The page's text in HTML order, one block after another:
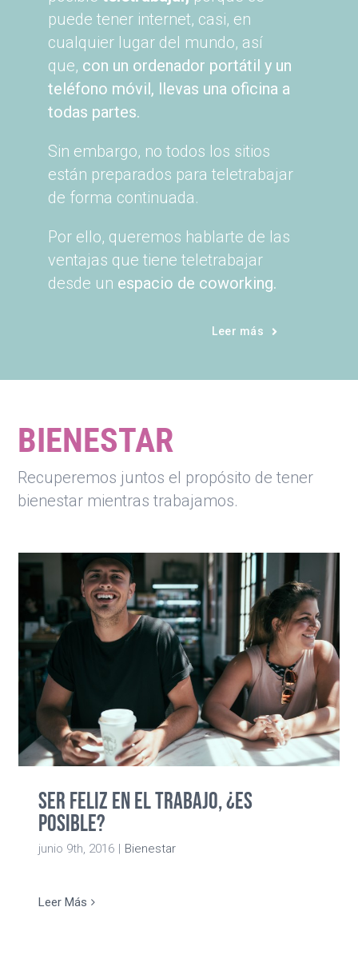
puede tener internet, casi, en
cualquier lugar del mundo, así
que, con un ordenador portátil y un
teléfono móvil, llevas una oficina a
todas partes.
Sin embargo, no todos los sitios
están preparados para teletrabajar
de forma continuada.
Por ello, queremos hablarte de las
ventajas que tiene teletrabajar
desde un espacio de coworking.
Leer más
BIENESTAR
Recuperemos juntos el propósito de tener
bienestar mientras trabajamos.
Ser feliz en el trabajo, ¿es
posible?
junio 9th, 2016 | Bienestar
Leer Más